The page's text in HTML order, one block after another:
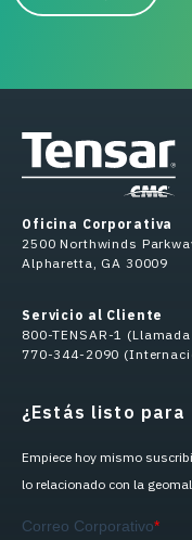
Oficina Corporativa
2500 Northwinds
Alpharetta, GA 30009
Servicio al Cliente
800-TENSAR-1
770-344-2090
¿Estás listo
Empiece hoy mismo
lo relacionado con la